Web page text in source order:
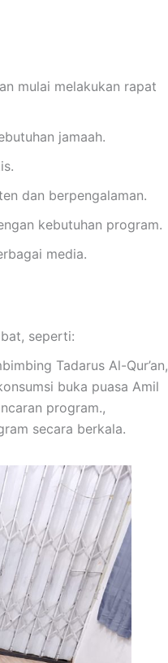
mulai melakukan rapat
jamaah.
dan berpengalaman.
kebutuhan program.
media.
seperti:
Tadarus Al-Qur’an,
buka puasa Amil
program.,
secara berkala.